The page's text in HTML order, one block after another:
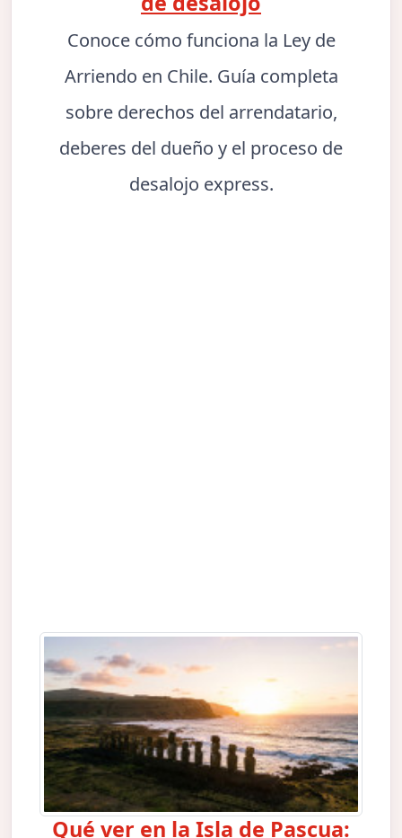
Conoce cómo funciona la Ley de
Arriendo en Chile. Guía completa
sobre derechos del arrendatario,
deberes del dueño y el proceso de
desalojo express.
Qué ver en la Isla de Pascua: